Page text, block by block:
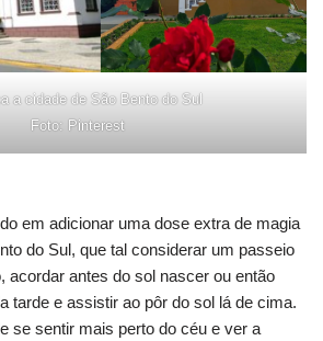
a cidade de São Bento do Sul
Foto: Pinterest
em adicionar uma dose extra de magia
do Sul, que tal considerar um passeio
acordar antes do sol nascer ou então
tarde e assistir ao pôr do sol lá de cima.
se sentir mais perto do céu e ver a